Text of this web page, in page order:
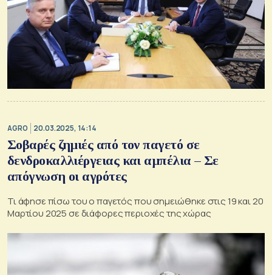
AGRO 20.03.2025, 14:14
Σοβαρές ζημιές από τον παγετό σε
δενδροκαλλιέργειας και αμπέλια – Σε
απόγνωση οι αγρότες
Τι άφησε πίσω του ο παγετός που σημειώθηκε στις 19 και 20
Μαρτίου 2025 σε διάφορες περιοχές της χώρας